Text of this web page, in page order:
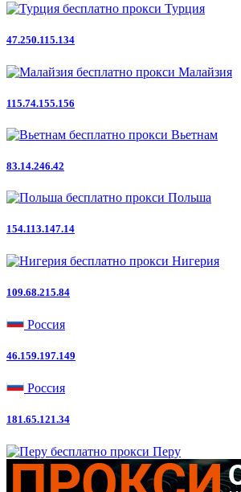
Турция
47.250.115.134
Малайзия
115.74.155.156
Вьетнам
83.14.246.42
Польша
154.113.147.14
Нигерия
109.68.215.84
Россия
46.159.197.149
Россия
181.65.121.34
Перу